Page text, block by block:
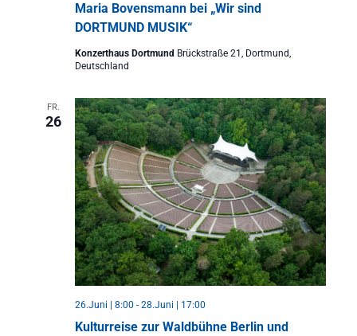
Maria Bovensmann bei „Wir sind
DORTMUND MUSIK“
Konzerthaus Dortmund Brückstraße 21, Dortmund,
Deutschland
FR.
26
Kulturreise zur Waldbühne Berlin und
26.Juni | 8:00 - 28.Juni | 17:00